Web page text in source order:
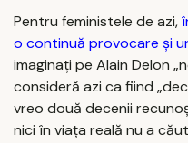
Pentru feministele de azi,
o continuă provocare și
imaginați pe Alain Delon
consideră azi ca fiind
vreo două decenii
nici în viața reală nu a